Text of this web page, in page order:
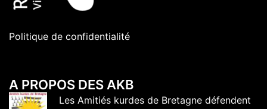
Politique de confidentialité
A PROPOS DES AKB
Les Amitiés kurdes de Bretagne défendent